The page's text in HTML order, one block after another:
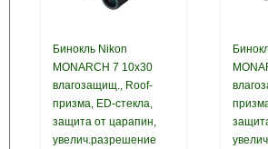
Бинокль Nikon
MONARCH 7 10x30
влагозащищ., Roof-
призма, ED-стекла,
защита от царапин,
увелич.разрешение